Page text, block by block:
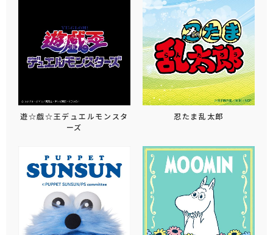
遊☆戯☆王デュエルモンスタ
ーズ
忍たま乱太郎